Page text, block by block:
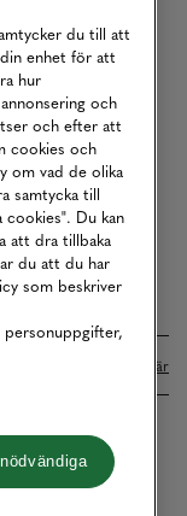
Klarna. Läs mer här
du till att
enhet för att
hur
och
och efter att
cookies och
om vad de olika
samtycka till
cookies". Du kan
att dra tillbaka
du att du har
som beskriver